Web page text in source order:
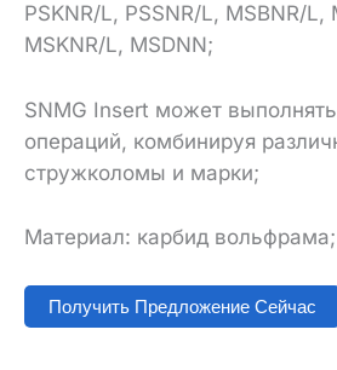
PSKNR/L, PSSNR/L, MSBNR/L,
MSKNR/L, MSDNN;
SNMG Insert может
операций, комбинируя
стружколомы и марки;
Материал: карбид вольфрама;
Получить Предложение Сейчас